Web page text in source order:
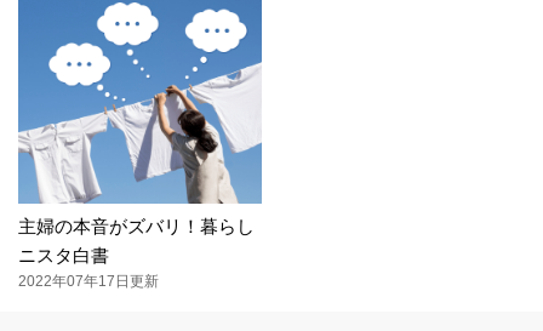
主婦の本音がズバリ！暮らし
ニスタ白書
2022年07年17日更新